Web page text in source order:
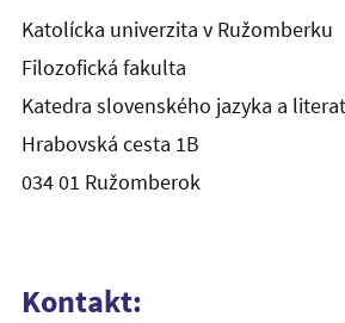
Katolícka univerzita v Ružomberku
Filozofická fakulta
Katedra slovenského jazyka a
Hrabovská cesta 1B
034 01 Ružomberok
Kontakt: